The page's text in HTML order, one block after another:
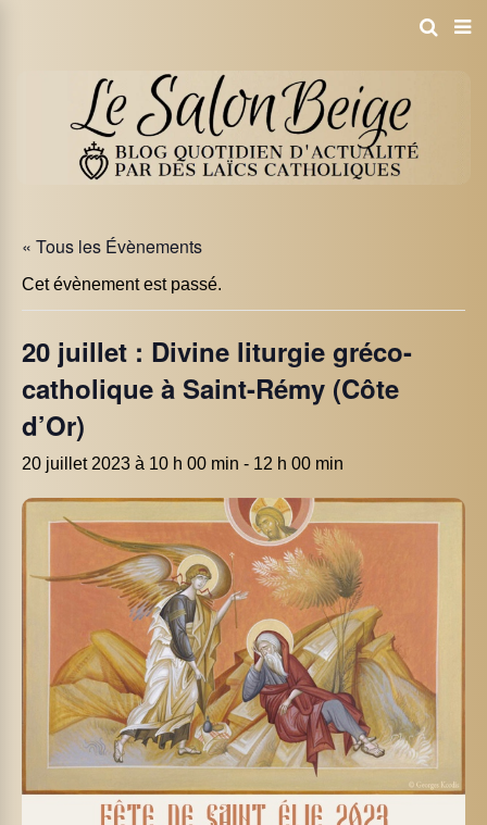
« Tous les Évènements
Cet évènement est passé.
20 juillet : Divine liturgie gréco-
catholique à Saint-Rémy (Côte
d’Or)
20 juillet 2023 à 10 h 00 min - 12 h 00 min